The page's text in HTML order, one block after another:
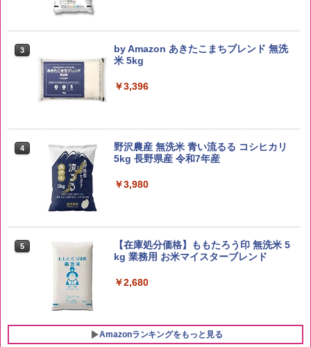
3
by Amazon あきたこまちブレンド 無洗
米 5kg
￥3,396
4
野沢農産 無洗米 青い流るる コシヒカリ
5kg 長野県産 令和7年産
￥3,980
5
【在庫処分価格】ももたろう印 無洗米 5
kg 業務用 お米マイスターブレンド
￥2,680
Amazonランキングをもっと見る